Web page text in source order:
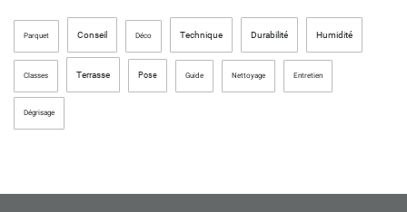
Parquet Conseil Déco Technique Durabilité Humidité
Classes Terrasse Pose Guide Nettoyage Entretien
Dégrisage